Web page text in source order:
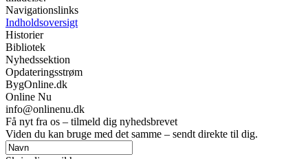
Navigationslinks
Indholdsoversigt
Historier
Bibliotek
Nyhedssektion
Opdateringsstrøm
BygOnline.dk
Online Nu
info@onlinenu.dk
Få nyt fra os – tilmeld dig nyhedsbrevet
Viden du kan bruge med det samme – sendt direkte til dig.